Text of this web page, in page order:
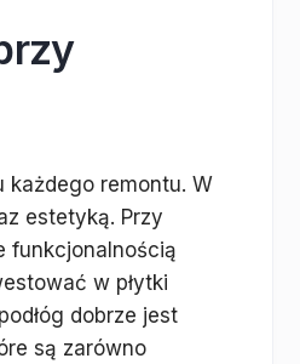
każdego remontu. W
estetyką. Przy
funkcjonalnością
w płytki
dobrze jest
są zarówno